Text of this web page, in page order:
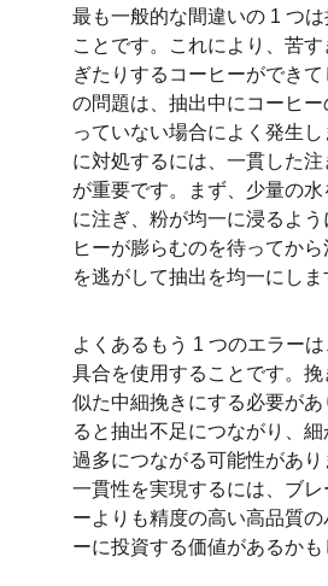
最も一般的な間違いの 1 つ
ことです。これにより、苦
ぎたりするコーヒーができて
の問題は、抽出中にコーヒ
っていない場合によく発生
に対処するには、一貫した注
が重要です。まず、少量の水
に注ぎ、粉が均一に浸るよ
ヒーが膨らむのを待ってか
を逃がして抽出を均一にしま
よくあるもう 1 つのエラー
具合を使用することです。挽
似た中細挽きにする必要が
ると抽出不足につながり、
過多につながる可能性があり
一貫性を実現するには、ブ
ーよりも精度の高い高品質
ーに投資する価値があるかも